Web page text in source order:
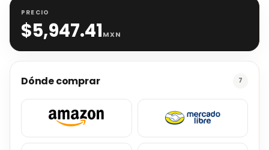
PRECIO
$5,947.41MXN
Dónde comprar 7